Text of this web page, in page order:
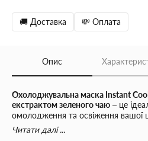
🚚 Доставка 💸 Оплата
Опис
Охолоджувальна маска Instant
екстрактом зеленого чаю – це
омолодження та освіження вашої
підтягує, розгладжує та покращує
миттєво усуваючи набряки та
Читати далі ...